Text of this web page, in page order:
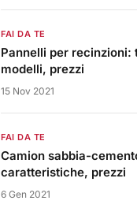
FAI DA TE
Pannelli per recinzioni:
modelli, prezzi
15 Nov 2021
FAI DA TE
Camion sabbia-
caratteristiche, prezzi
6 Gen 2021